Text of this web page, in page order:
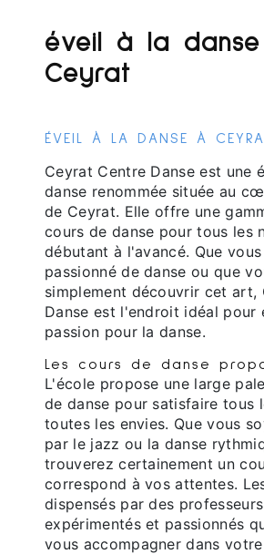
éveil à la
Ceyrat
ÉVEIL À LA DANSE À
Ceyrat Centre Danse est une
danse renommée située au
de Ceyrat. Elle offre une
cours de danse pour tous les
débutant à l'avancé. Que
passionné de danse ou que
simplement découvrir cet art,
Danse est l'endroit idéal pour
passion pour la danse.
Les cours de danse
L'école propose une large
de danse pour satisfaire tous
toutes les envies. Que vous
par le jazz ou la danse
trouverez certainement un
correspond à vos attentes.
dispensés par des professeurs
expérimentés et passionnés
vous accompagner dans